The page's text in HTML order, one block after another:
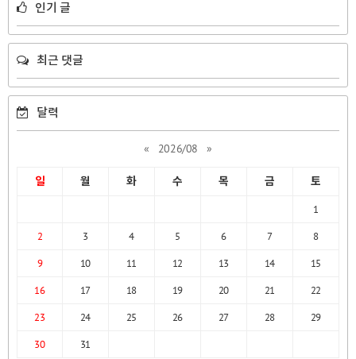
인기 글
최근 댓글
달력
« 2026/08 »
일 월 화 수 목 금 토
1
2
3 4 5 6 7
8
9
10 11 12 13 14
15
16
17 18 19 20 21
22
23
24 25 26 27 28
29
30
31